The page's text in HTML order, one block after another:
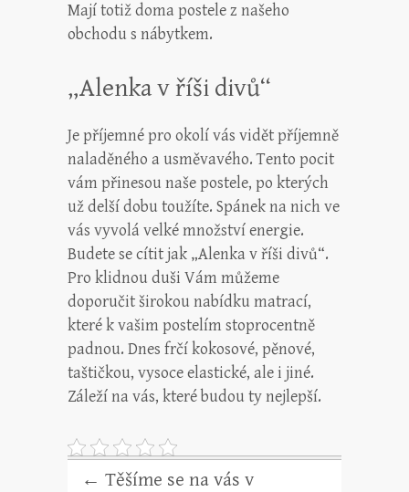
Mají totiž doma postelez našeho
obchodu s nábytkem.
„Alenka v říši divů“
Je příjemné pro okolí vás vidět příjemně
naladěného a usměvavého. Tento pocit
vám přinesou naše postele, po kterých
už delší dobu toužíte. Spánek na nich ve
vás vyvolá velké množství energie.
Budete se cítit jak „Alenka v říši divů“.
Pro klidnou duši Vám můžeme
doporučit širokou nabídku matrací,
které k vašim postelím stoprocentně
padnou. Dnes frčí kokosové, pěnové,
taštičkou, vysoce elastické, ale i jiné.
Záleží na vás, které budou ty nejlepší.
← Těšíme se na vás v